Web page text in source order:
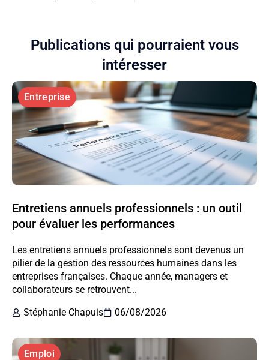
Publications qui pourraient vous
intéresser
Entreprise
Entretiens annuels professionnels : un outil
pour évaluer les performances
Les entretiens annuels professionnels sont devenus un
pilier de la gestion des ressources humaines dans les
entreprises françaises. Chaque année, managers et
collaborateurs se retrouvent...
Stéphanie Chapuis
06/08/2026
Emploi